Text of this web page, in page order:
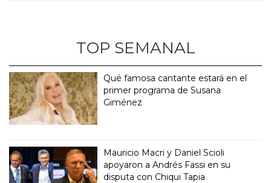
TOP SEMANAL
Qué famosa cantante estará en el
primer programa de Susana
Giménez
Mauricio Macri y Daniel Scioli
apoyaron a Andrés Fassi en su
disputa con Chiqui Tapia